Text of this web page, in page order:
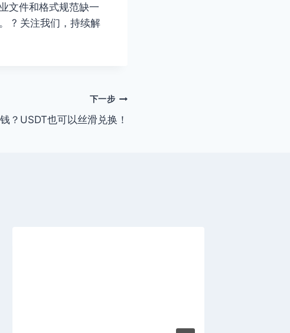
文件和格式规范缺一
? 关注我们，持续解
下一步
？USDT也可以丝滑兑换！